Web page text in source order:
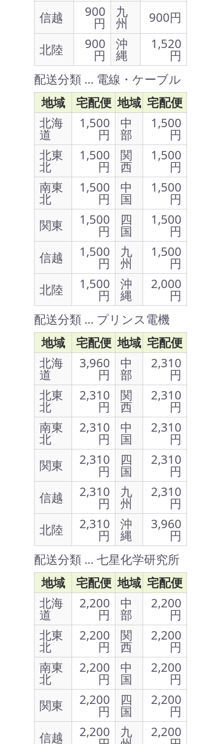
信越
900
円
九
州
900円
北陸
900
円
沖
縄
1,520
円
配送分類 … 電線・ケーブル
地域
宅配便 地域 宅配便
北海
道
1,500
円
中
部
1,500
円
北東
北
1,500
円
関
西
1,500
円
南東
北
1,500
円
中
国
1,500
円
関東
1,500
円
四
国
1,500
円
信越
1,500
円
九
州
1,500
円
北陸
1,500
円
沖
縄
2,000
円
配送分類 … プリンス電機
地域
宅配便 地域 宅配便
北海
道
3,960
円
中
部
2,310
円
北東
北
2,310
円
関
西
2,310
円
南東
北
2,310
円
中
国
2,310
円
関東
2,310
円
四
国
2,310
円
信越
2,310
円
九
州
2,310
円
北陸
2,310
円
沖
縄
3,960
円
配送分類 … 七星化学研究所
地域
宅配便 地域 宅配便
北海
道
2,200
円
中
部
2,200
円
北東
北
2,200
円
関
西
2,200
円
南東
北
2,200
円
中
国
2,200
円
関東
2,200
円
四
国
2,200
円
信越
2,200 九 2,200